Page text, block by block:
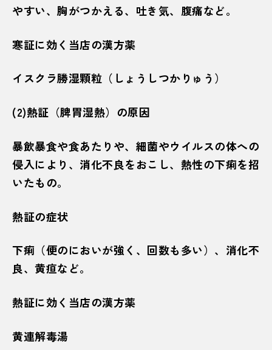
やすい、胸がつかえる、吐き気、腹痛など。
寒証に効く当店の漢方薬
イスクラ勝湿顆粒（しょうしつかりゅう）
(2)熱証（脾胃湿熱）の原因
暴飲暴食や食あたりや、細菌やウイルスの体への
侵入により、消化不良をおこし、熱性の下痢を招
いたもの。
熱証の症状
下痢（便のにおいが強く、回数も多い）、消化不
良、黄疸など。
熱証に効く当店の漢方薬
黄連解毒湯